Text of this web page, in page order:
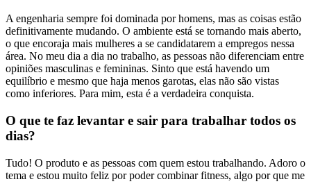
A engenharia sempre foi dominada por homens, mas as coisas estão
definitivamente mudando. O ambiente está se tornando mais aberto,
o que encoraja mais mulheres a se candidatarem a empregos nessa
área. No meu dia a dia no trabalho, as pessoas não diferenciam entre
opiniões masculinas e femininas. Sinto que está havendo um
equilíbrio e mesmo que haja menos garotas, elas não são vistas
como inferiores. Para mim, esta é a verdadeira conquista.
O que te faz levantar e sair para trabalhar todos os
dias?
Tudo! O produto e as pessoas com quem estou trabalhando. Adoro o
tema e estou muito feliz por poder combinar fitness, algo por que me